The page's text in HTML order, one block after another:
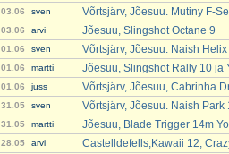
03.06 sven Võrtsjärv, Jõesuu. Mutiny F-
03.06 arvi Jõesuu, Slingshot Octane 9
01.06 sven Võrtsjärv, Jõesuu. Naish
01.06 martti Jõesuu, Slingshot Rally 10 ja
01.06 juss Võrtsjärv, Jõesuu, Cabrinha
31.05 sven Võrtsjärv, Jõesuu. Naish Park
31.05 martti Jõesuu, Blade Trigger 14m
28.05 arvi Castelldefells,Kawaii 12,